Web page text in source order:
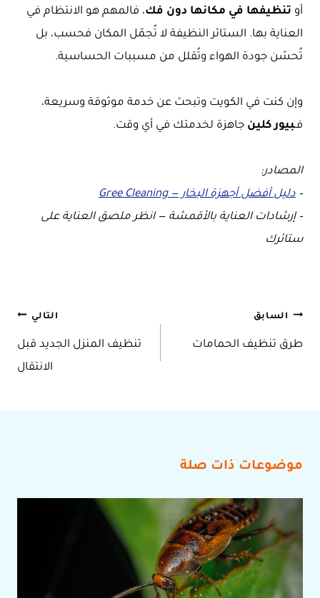
أو تنظيفها في مكانها دون فك، فالمهم هو الانتظام في
العناية بها. الستائر النظيفة لا تُجمّل المكان فحسب، بل
تُحسّن جودة الهواء وتُقلل من مسببات الحساسية.
وإن كنت في الكويت وتبحث عن خدمة موثوقة وسريعة،
فـبيور كلين جاهزة لخدمتك في أي وقت.
المصادر:
– دليل أفضل أجهزة البخار — Gree Cleaning
– إرشادات العناية بالأقمشة — انظر ملصق العناية على
ستائرك
تصفّح
المقالات
السابق
طرق تنظيف الحمامات
التالي
تنظيف المنزل الجديد قبل
الانتقال
موضوعات ذات صلة